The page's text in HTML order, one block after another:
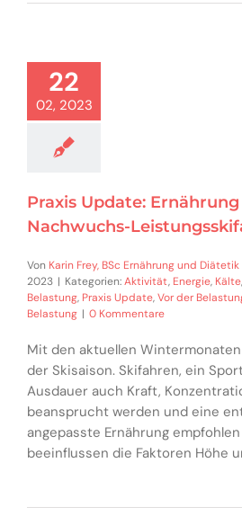
22
02, 2023
Praxis Update:
Nachwuchs-
Von Karin Frey, BSc Ernährung und Diätetik
2023 | Kategorien:Aktivität, Energie, Kälte,
Belastung, Praxis Update,Vor der
Belastung | 0 Kommentare
Mit den aktuellen
der Skisaison. Skifahren, ein
Ausdauer auch Kraft,
beansprucht werden und eine
angepasste Ernährung
beeinflussen die Faktoren Höhe